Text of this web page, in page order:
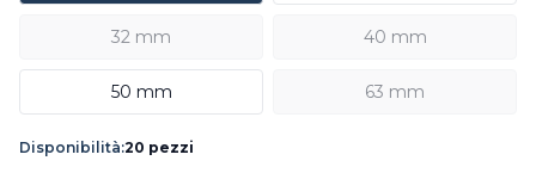
32 mm 40 mm
50 mm 63 mm
Disponibilità:20 pezzi